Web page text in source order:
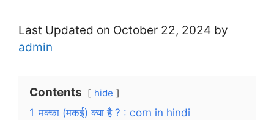
Last Updated on October 22, 2024 by
admin
Contents hide
1 मक्का (मकई) क्या है ? : corn in hindi